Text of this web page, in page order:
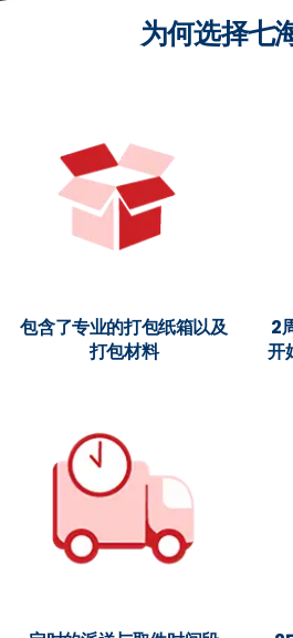
为何选择七
包含了专业的打包纸箱以及
打包材料
2
开